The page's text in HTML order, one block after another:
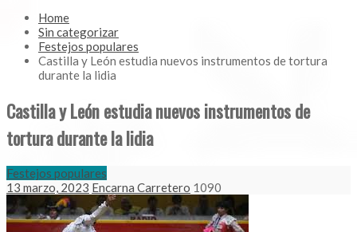
Home
Sin categorizar
Festejos populares
Castilla y León estudia nuevos instrumentos de tortura
durante la lidia
Castilla y León estudia nuevos instrumentos de
tortura durante la lidia
Festejos populares
13 marzo, 2023 Encarna Carretero 1090